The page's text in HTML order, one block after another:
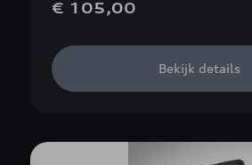
€ 105,00
Bekijk details